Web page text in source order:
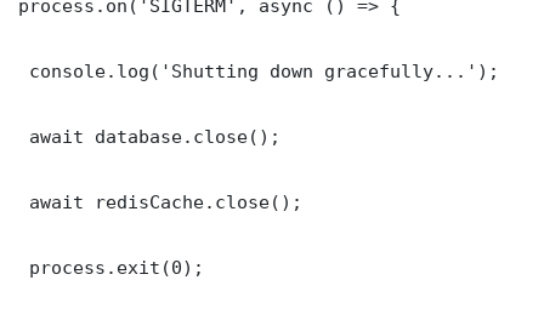
process.on('SIGTERM', async () => {
console.log('Shutting down gracefully...');
await database.close();
await redisCache.close();
process.exit(0);